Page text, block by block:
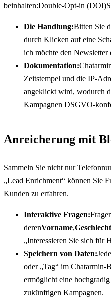
beinhalten:Double-Opt-in (DOI)
Die Handlung:Bitten Sie
durch Klicken auf eine
ich möchte den Newsletter
Dokumentation:
Zeitstempel und die IP-
angeklickt wird, wodurch
Kampagnen DSGVO-
Anreicherung mit
Sammeln Sie nicht nur
„Lead Enrichment“ können Sie
Kunden zu erfahren.
Interaktive Fragen:
derenVorname,Geschlecht
„Interessieren Sie sich für
Speichern von Daten:
oder „Tag“ im Chatarmin-
ermöglicht eine
zukünftigen Kampagnen.